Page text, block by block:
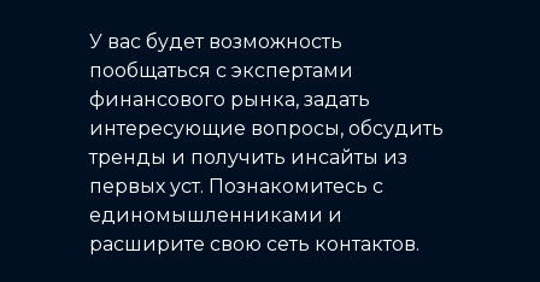
У вас будет возможность
пообщаться с экспертами
финансового рынка, задать
интересующие вопросы, обсудить
тренды и получить инсайты из
первых уст. Познакомитесь с
единомышленниками и
расширите свою сеть контактов.